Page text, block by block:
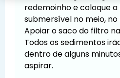
redemoinho e coloque
submersível no meio, no
Apoiar o saco do filtro
Todos os sedimentos
dentro de alguns
aspirar.